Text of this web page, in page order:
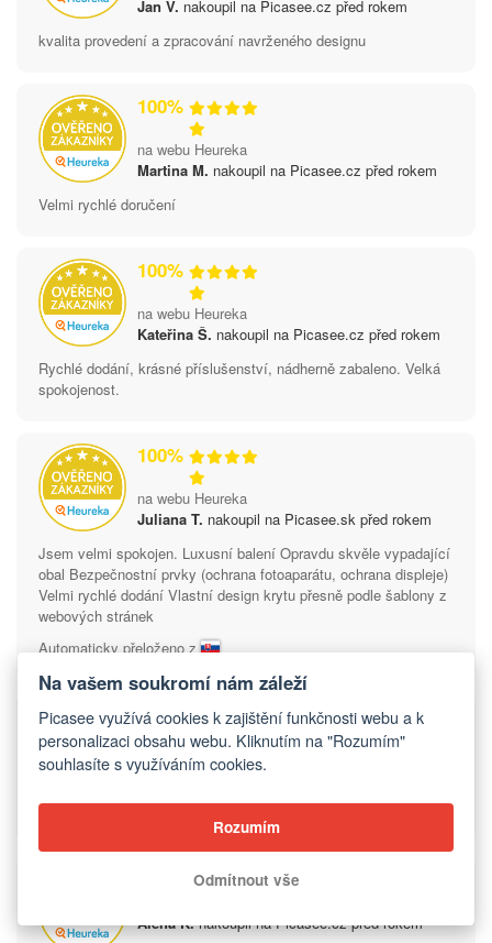
Jan V. nakoupil na Picasee.cz před rokem
kvalita provedení a zpracování navrženého designu
100%
na webu Heureka
Martina M. nakoupil na Picasee.cz před rokem
Velmi rychlé doručení
100%
na webu Heureka
Kateřina Š. nakoupil na Picasee.cz před rokem
Rychlé dodání, krásné příslušenství, nádherně zabaleno. Velká
spokojenost.
100%
na webu Heureka
Juliana T. nakoupil na Picasee.sk před rokem
Jsem velmi spokojen. Luxusní balení Opravdu skvěle vypadající
obal Bezpečnostní prvky (ochrana fotoaparátu, ochrana displeje)
Velmi rychlé dodání Vlastní design krytu přesně podle šablony z
webových stránek
Automaticky přeloženo z
100%
na webu Heureka
Ivana F.nakoupil na Picasee.cz před rokem
není rychlost
Alena K.nakoupil na Picasee.cz před rokem
Na vašem soukromí nám záleží
Picasee využívá cookies k zajištění funkčnosti webu a k
personalizaci obsahu webu. Kliknutím na "Rozumím"
souhlasíte s využíváním cookies.
Rozumím
Odmítnout vše